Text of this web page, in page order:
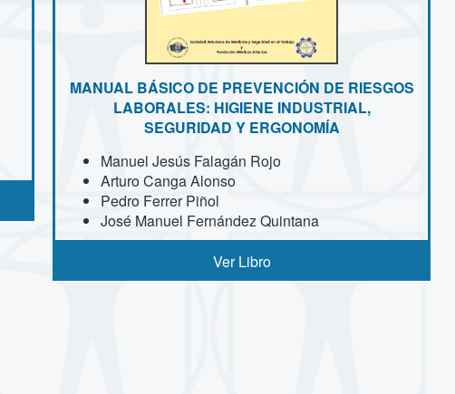
MANUAL BÁSICO DE PREVENCIÓN DE RIESGOS
LABORALES: HIGIENE INDUSTRIAL,
SEGURIDAD Y ERGONOMÍA
Manuel Jesús Falagán Rojo
Arturo Canga Alonso
Pedro Ferrer Piñol
José Manuel Fernández Quintana
Ver Libro